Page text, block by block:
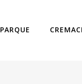
PARQUE